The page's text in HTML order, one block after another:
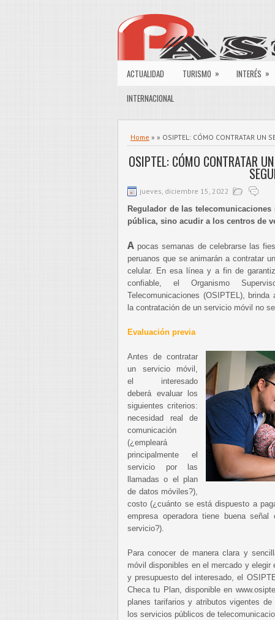
ACTUALIDAD TURISMO » INTERÉS »
INTERNACIONAL
Home » » OSIPTEL: CÓMO CONTRATAR UN
OSIPTEL: CÓMO CONTRATAR
jueves, diciembre 15, 2022
Regulador de las
pública, sino acudir a los centros de
A pocas semanas de celebrarse las
peruanos que se animarán a contratar
celular. En esa línea y a fin de
confiable, el Organismo
Telecomunicaciones (OSIPTEL), brinda
la contratación de un servicio móvil no
Evaluación previa
Antes de contratar
un servicio móvil,
el interesado
deberá evaluar los
siguientes criterios:
necesidad real de
comunicación
(¿empleará
principalmente el
servicio por las
llamadas o el plan
de datos móviles?),
costo (¿cuánto se está dispuesto a
empresa operadora tiene buena
servicio?).
Para conocer de manera clara y
móvil disponibles en el mercado y
y presupuesto del interesado, el
Checa tu Plan, disponible en
planes tarifarios y atributos vigentes
los servicios públicos de